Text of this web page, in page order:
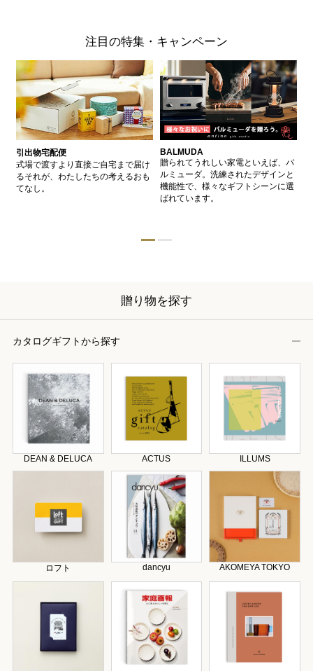
注目の特集・キャンペーン
引出物宅配便
式場で渡すより直接ご自宅まで届け
るそれが、わたしたちの考えるおも
てなし。
BALMUDA
贈られてうれしい家電といえば、バ
ルミューダ。洗練されたデザインと
機能性で、様々なギフトシーンに選
ばれています。
贈り物を探す
カタログギフトから探す
DEAN & DELUCA ACTUS ILLUMS
ロフト dancyu AKOMEYA TOKYO